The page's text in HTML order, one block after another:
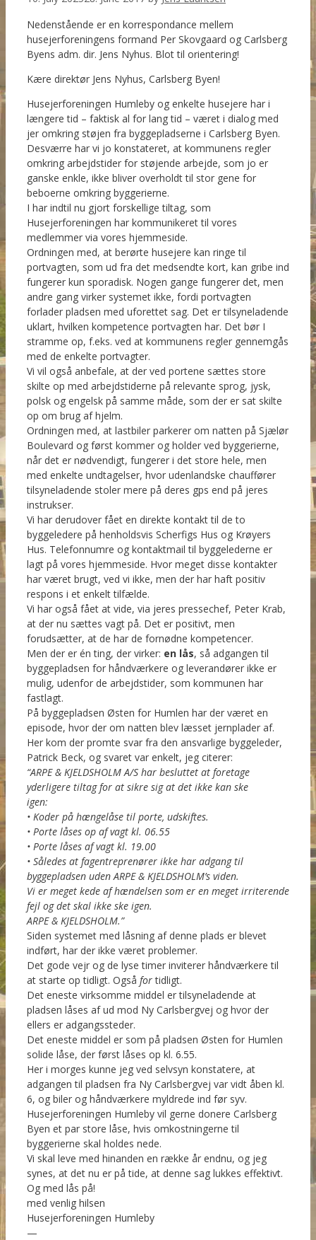
Nedenstående er en korrespondance mellem
husejerforeningens formand Per Skovgaard og Carlsberg
Byens adm. dir. Jens Nyhus. Blot til orientering!
Kære direktør Jens Nyhus, Carlsberg Byen!
Husejerforeningen Humleby og enkelte husejere har i
længere tid – faktisk al for lang tid – været i dialog med
jer omkring støjen fra byggepladserne i Carlsberg Byen.
Desværre har vi jo konstateret, at kommunens regler
omkring arbejdstider for støjende arbejde, som jo er
ganske enkle, ikke bliver overholdt til stor gene for
beboerne omkring byggerierne.
I har indtil nu gjort forskellige tiltag, som
Husejerforeningen har kommunikeret til vores
medlemmer via vores hjemmeside.
Ordningen med, at berørte husejere kan ringe til
portvagten, som ud fra det medsendte kort, kan gribe ind
fungerer kun sporadisk. Nogen gange fungerer det, men
andre gang virker systemet ikke, fordi portvagten
forlader pladsen med uforettet sag. Det er tilsyneladende
uklart, hvilken kompetence portvagten har. Det bør I
stramme op, f.eks. ved at kommunens regler gennemgås
med de enkelte portvagter.
Vi vil også anbefale, at der ved portene sættes store
skilte op med arbejdstiderne på relevante sprog, jysk,
polsk og engelsk på samme måde, som der er sat skilte
op om brug af hjelm.
Ordningen med, at lastbiler parkerer om natten på Sjælør
Boulevard og først kommer og holder ved byggerierne,
når det er nødvendigt, fungerer i det store hele, men
med enkelte undtagelser, hvor udenlandske chauffører
tilsyneladende stoler mere på deres gps end på jeres
instrukser.
Vi har derudover fået en direkte kontakt til de to
byggeledere på henholdsvis Scherfigs Hus og Krøyers
Hus. Telefonnumre og kontaktmail til byggelederne er
lagt på vores hjemmeside. Hvor meget disse kontakter
har været brugt, ved vi ikke, men der har haft positiv
respons i et enkelt tilfælde.
Vi har også fået at vide, via jeres pressechef, Peter Krab,
at der nu sættes vagt på. Det er positivt, men
forudsætter, at de har de fornødne kompetencer.
Men der er én ting, der virker: en lås, så adgangen til
byggepladsen for håndværkere og leverandører ikke er
mulig, udenfor de arbejdstider, som kommunen har
fastlagt.
På byggepladsen Østen for Humlen har der været en
episode, hvor der om natten blev læsset jernplader af.
Her kom der promte svar fra den ansvarlige byggeleder,
Patrick Beck, og svaret var enkelt, jeg citerer:
“ARPE & KJELDSHOLM A/S har besluttet at foretage
yderligere tiltag for at sikre sig at det ikke kan ske
igen:
• Koder på hængelåse til porte, udskiftes.
• Porte låses op af vagt kl. 06.55
• Porte låses af vagt kl. 19.00
• Således at fagentreprenører ikke har adgang til
byggepladsen uden ARPE & KJELDSHOLM’s viden.
Vi er meget kede af hændelsen som er en meget irriterende
fejl og det skal ikke ske igen.
ARPE & KJELDSHOLM.”
Siden systemet med låsning af denne plads er blevet
indført, har der ikke været problemer.
Det gode vejr og de lyse timer inviterer håndværkere til
at starte op tidligt. Også fortidligt.
Det eneste virksomme middel er tilsyneladende at
pladsen låses af ud mod Ny Carlsbergvej og hvor der
ellers er adgangssteder.
Det eneste middel er som på pladsen Østen for Humlen
solide låse, der først låses op kl. 6.55.
Her i morges kunne jeg ved selvsyn konstatere, at
adgangen til pladsen fra Ny Carlsbergvej var vidt åben kl.
6, og biler og håndværkere myldrede ind før syv.
Husejerforeningen Humleby vil gerne donere Carlsberg
Byen et par store låse, hvis omkostningerne til
byggerierne skal holdes nede.
Vi skal leve med hinanden en række år endnu, og jeg
synes, at det nu er på tide, at denne sag lukkes effektivt.
Og med lås på!
med venlig hilsen
Husejerforeningen Humleby
—